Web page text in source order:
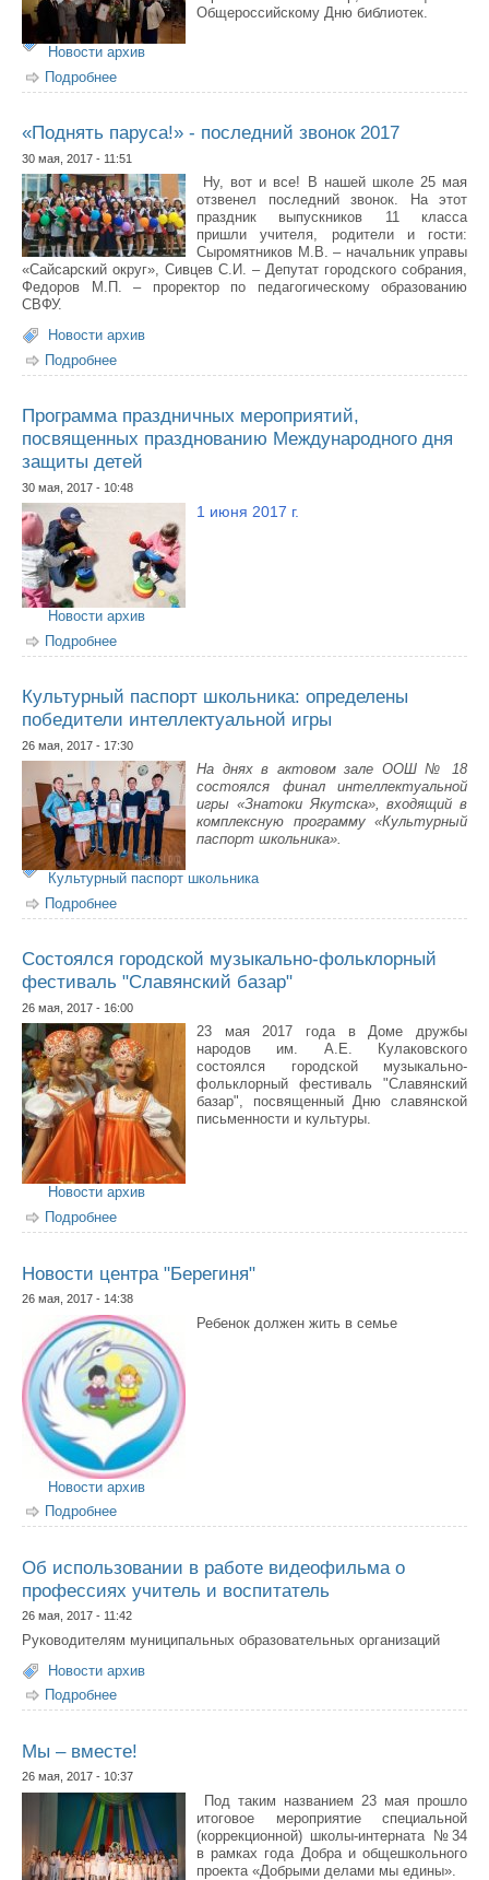
Общероссийскому Дню библиотек.
Новости архив
Подробнее
"Библиотекарем года" в Республике Саха ( Якутия)
«Поднять паруса!» - последний звонок 2017
30 мая, 2017 - 11:51
Ну, вот и все! В нашей школе 25 мая
отзвенел последний звонок. На этот
праздник выпускников 11 класса
пришли учителя, родители и гости:
Сыромятников М.В. – начальник управы
«Сайсарский округ», Сивцев С.И. – Депутат городского собрания,
Федоров М.П. – проректор по педагогическому образованию
СВФУ.
Новости архив
Подробнее
Программа праздничных мероприятий,
посвященных празднованию Международного дня
защиты детей
30 мая, 2017 - 10:48
1 июня 2017 г.
Новости архив
Подробнее
празднованию Международного дня защиты детей
Культурный паспорт школьника: определены
победители интеллектуальной игры
26 мая, 2017 - 17:30
На днях в актовом зале ООШ № 18
состоялся финал интеллектуальной
игры «Знатоки Якутска», входящий в
комплексную программу «Культурный
паспорт школьника».
Культурный паспорт школьника
Подробнее
победители интеллектуальной игры
Состоялся городской музыкально-фольклорный
фестиваль "Славянский базар"
26 мая, 2017 - 16:00
23 мая 2017 года в Доме дружбы
народов им. А.Е. Кулаковского
состоялся городской музыкально-
фольклорный фестиваль "Славянский
базар", посвященный Дню славянской
письменности и культуры.
Новости архив
Подробнее
фестиваль "Славянский базар"
Новости центра "Берегиня"
26 мая, 2017 - 14:38
Ребенок должен жить в семье
Новости архив
Подробнее
Об использовании в работе видеофильма о
профессиях учитель и воспитатель
26 мая, 2017 - 11:42
Руководителям муниципальных образовательных организаций
Новости архив
Подробнее
профессиях учитель и воспитатель
Мы – вместе!
26 мая, 2017 - 10:37
Под таким названием 23 мая прошло
итоговое мероприятие специальной
(коррекционной) школы-интерната №34
в рамках года Добра и общешкольного
проекта «Добрыми делами мы едины».